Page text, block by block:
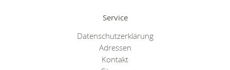
Service
Datenschutzerklärung
Adressen
Kontakt